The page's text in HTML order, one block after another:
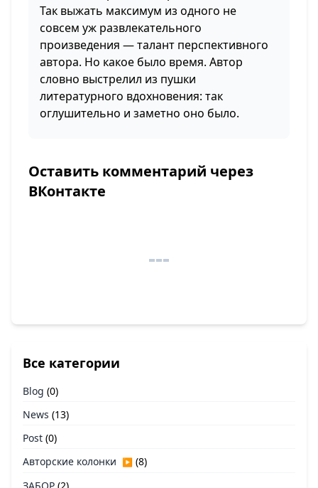
Так выжать максимум из одного не
совсем уж развлекательного
произведения — талант перспективного
автора. Но какое было время. Автор
словно выстрелил из пушки
литературного вдохновения: так
оглушительно и заметно оно было.
Оставить комментарий через
ВКонтакте
Все категории
Blog (0)
News (13)
Post (0)
Авторские колонки ▶ (8)
ЗАБОР (2)